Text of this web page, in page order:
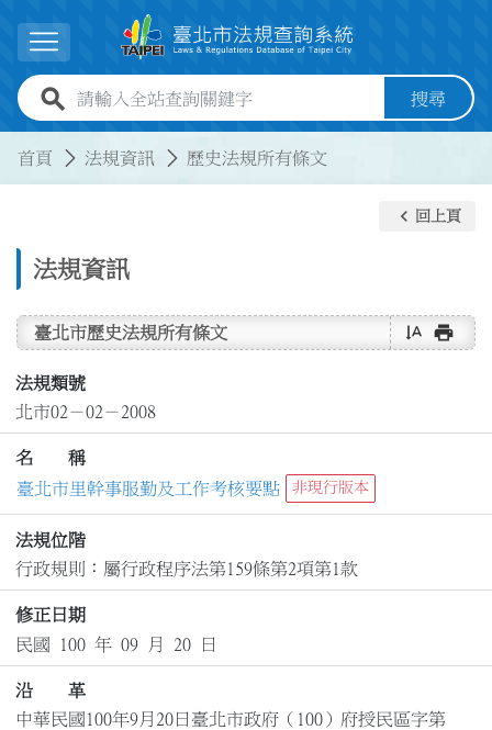
展開選單
全站查詢關鍵字欄位 搜尋
首頁 法規資訊 歷史法規所有條文
法規資訊
keyboard_arrow_left 回上頁
臺北市歷史法規所有條文 text_rotate_vertical print
法規類號
北市02－02－2008
名 稱
臺北市里幹事服勤及工作考核要點
非現行版本
法規位階
行政規則：屬行政程序法第159條第2項第1款
修正日期
民國 100 年 09 月 20 日
沿 革
中華民國100年9月20日臺北市政府（100）府授民區字第